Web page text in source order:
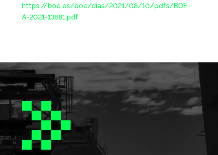
https://boe.es/boe/dias/2021/08/10/pdfs/BOE-
A-2021-13681.pdf